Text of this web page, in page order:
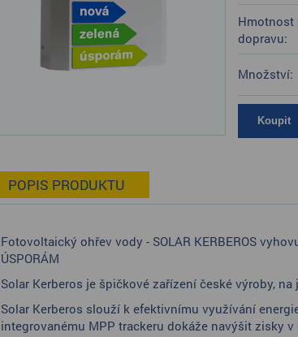
Hmotnost
dopravu:
Množství:
POPIS PRODUKTU
Fotovoltaický ohřev vody - SOLAR KERBEROS
ÚSPORÁM
Solar Kerberos je špičkové zařízení české výroby,
Solar Kerberos slouží k efektivnímu využívání
integrovanému MPP trackeru dokáže navýšit zisky